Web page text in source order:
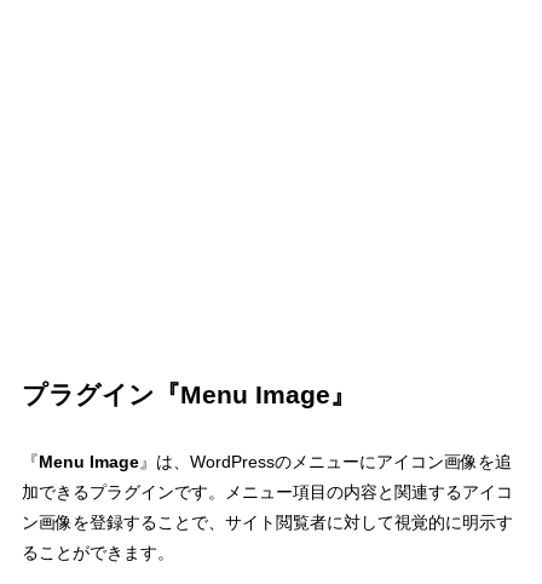
プラグイン『Menu Image』
『Menu Image』は、WordPressのメニューにアイコン画像を追
加できるプラグインです。メニュー項目の内容と関連するアイコ
ン画像を登録することで、サイト閲覧者に対して視覚的に明示す
ることができます。